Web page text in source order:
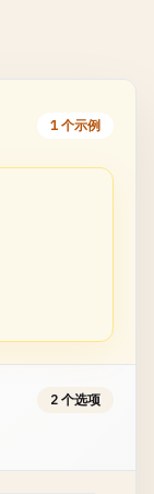
1 个示例
2 个选项